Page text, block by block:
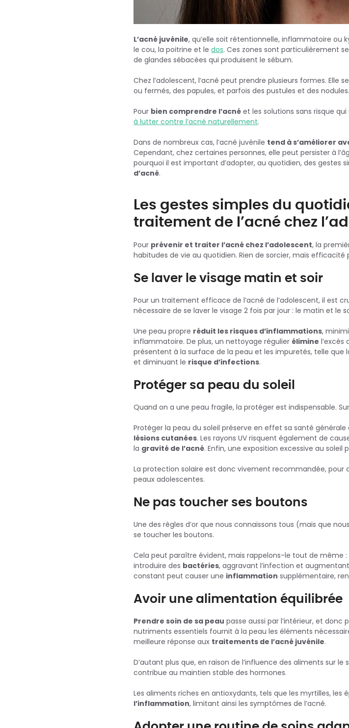
L’acné juvénile, qu’elle soit rétentionnelle, inflammatoire ou
le cou, la poitrine et le dos. Ces zones sont particulièrement
de glandes sébacées qui produisent le sébum.
Chez l’adolescent, l’acné peut prendre plusieurs formes.
ou fermés, des papules, et parfois des pustules et des nodules.
Pour bien comprendre l’acné et les solutions sans risque
à lutter contre l’acné naturellement.
Dans de nombreux cas, l’acné juvénile tend à s’améliorer
Cependant, chez certaines personnes, elle peut persister à
pourquoi il est important d’adopter, au quotidien, des gestes
d’acné.
Les gestes simples du
traitement de l’acné chez
Pour prévenir et traiter l’acné chez l’adolescent, la
habitudes de vie au quotidien. Rien de sorcier, mais efficacité
Se laver le visage matin et soir
Pour un traitement efficace de l’acné de l’adolescent, il est
nécessaire de se laver le visage 2 fois par jour : le matin et le
Une peau propre réduit les risques d’inflammations,
inflammatoire. De plus, un nettoyage régulier élimine l’excès
présentent à la surface de la peau et les impuretés, telle que
et diminuant le risque d’infections.
Protéger sa peau du soleil
Quand on a une peau fragile, la protéger est indispensable.
Protéger la peau du soleil préserve en effet sa santé
lésions cutanées. Les rayons UV risquent également de
la gravité de l’acné. Enfin, une exposition excessive au soleil
La protection solaire est donc vivement recommandée, pour
peaux adolescentes.
Ne pas toucher ses boutons
Une des règles d’or que nous connaissons tous (mais que
se toucher les boutons.
Cela peut paraître évident, mais rappelons-le tout de même
introduire des bactéries, aggravant l’infection et
constant peut causer une inflammation supplémentaire,
Avoir une alimentation équilibrée
Prendre soin de sa peau passe aussi par l’intérieur, et donc
nutriments essentiels fournit à la peau les éléments
meilleure réponse aux traitements de l’acné juvénile.
D’autant plus que, en raison de l’influence des aliments sur
contribue au maintien stable des hormones.
Les aliments riches en antioxydants, tels que les myrtilles, les
l’inflammation, limitant ainsi les symptômes de l’acné.